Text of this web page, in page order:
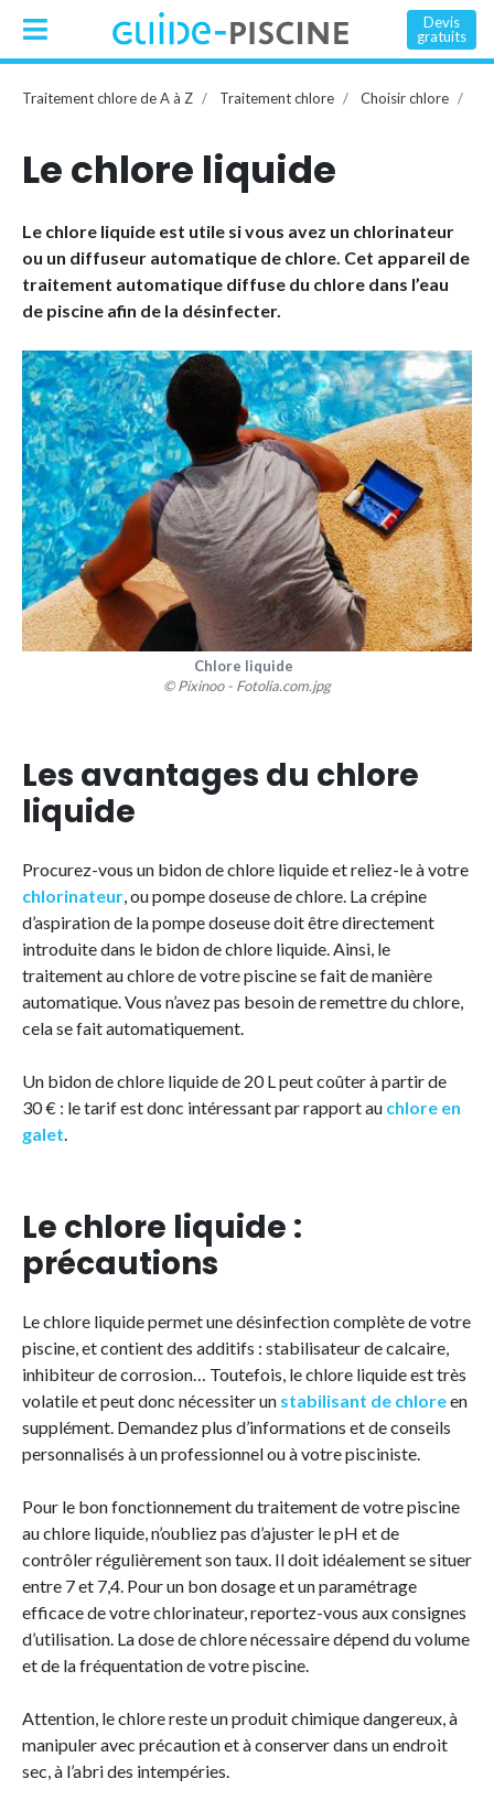
Devis
gratuits
Traitement chlore de A à Z Traitement chlore Choisir chlore
Le chlore liquide
Le chlore liquide est utile si vous avez un chlorinateur
ou un diffuseur automatique de chlore. Cet appareil de
traitement automatique diffuse du chlore dans l’eau
de piscine afin de la désinfecter.
Chlore liquide
© Pixinoo - Fotolia.com.jpg
Les avantages du chlore
liquide
Procurez-vous un bidon de chlore liquide et reliez-le à votre
chlorinateur, ou pompe doseuse de chlore. La crépine
d’aspiration de la pompe doseuse doit être directement
introduite dans le bidon de chlore liquide. Ainsi, le
traitement au chlore de votre piscine se fait de manière
automatique. Vous n’avez pas besoin de remettre du chlore,
cela se fait automatiquement.
Un bidon de chlore liquide de 20 L peut coûter à partir de
30 € : le tarif est donc intéressant par rapport au chlore en
galet.
Le chlore liquide :
précautions
Le chlore liquide permet une désinfection complète de votre
piscine, et contient des additifs : stabilisateur de calcaire,
inhibiteur de corrosion… Toutefois, le chlore liquide est très
volatile et peut donc nécessiter un stabilisant de chloreen
supplément. Demandez plus d’informations et de conseils
personnalisés à un professionnel ou à votre pisciniste.
Pour le bon fonctionnement du traitement de votre piscine
au chlore liquide, n’oubliez pas d’ajuster le pH et de
contrôler régulièrement son taux. Il doit idéalement se situer
entre 7 et 7,4. Pour un bon dosage et un paramétrage
efficace de votre chlorinateur, reportez-vous aux consignes
d’utilisation. La dose de chlore nécessaire dépend du volume
et de la fréquentation de votre piscine.
Attention, le chlore reste un produit chimique dangereux, à
manipuler avec précaution et à conserver dans un endroit
sec, à l’abri des intempéries.